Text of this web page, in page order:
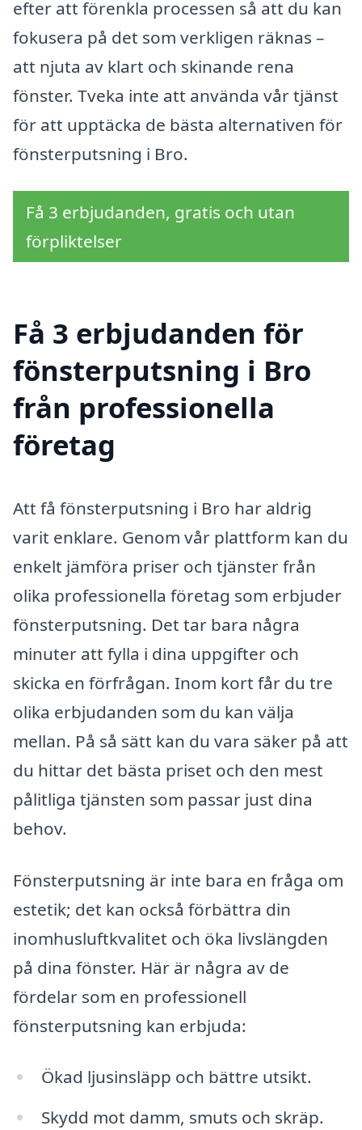
efter att förenkla processen så att du kan
fokusera på det som verkligen räknas –
att njuta av klart och skinande rena
fönster. Tveka inte att använda vår tjänst
för att upptäcka de bästa alternativen för
fönsterputsning i Bro.
Få 3 erbjudanden, gratis och utan
förpliktelser
Få 3 erbjudanden för
fönsterputsning i Bro
från professionella
företag
Att få fönsterputsning i Bro har aldrig
varit enklare. Genom vår plattform kan du
enkelt jämföra priser och tjänster från
olika professionella företag som erbjuder
fönsterputsning. Det tar bara några
minuter att fylla i dina uppgifter och
skicka en förfrågan. Inom kort får du tre
olika erbjudanden som du kan välja
mellan. På så sätt kan du vara säker på att
du hittar det bästa priset och den mest
pålitliga tjänsten som passar just dina
behov.
Fönsterputsning är inte bara en fråga om
estetik; det kan också förbättra din
inomhusluftkvalitet och öka livslängden
på dina fönster. Här är några av de
fördelar som en professionell
fönsterputsning kan erbjuda:
Ökad ljusinsläpp och bättre utsikt.
Skydd mot damm, smuts och skräp.